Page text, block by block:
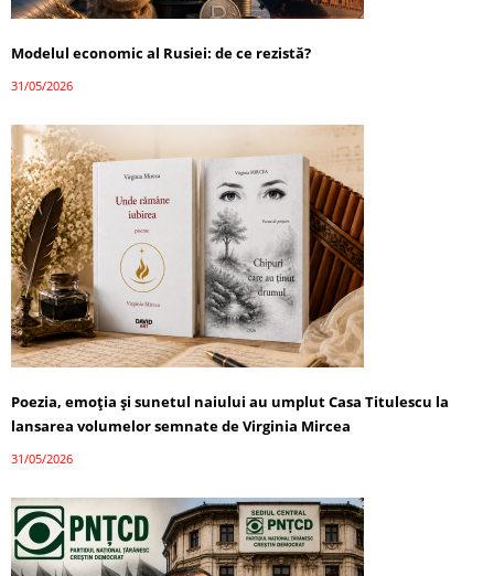
Modelul economic al Rusiei: de ce rezistă?
31/05/2026
Poezia, emoția și sunetul naiului au umplut Casa Titulescu la
lansarea volumelor semnate de Virginia Mircea
31/05/2026